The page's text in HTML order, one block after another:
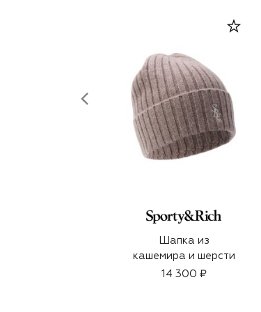
Шапка из
кашемира и шерсти
14 300 ₽